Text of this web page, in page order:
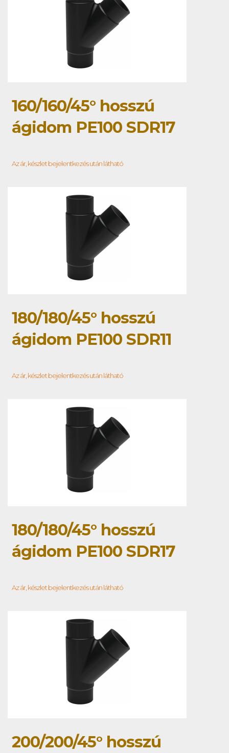
160/160/45° hosszú
ágidom PE100 SDR17
Az ár, készlet bejelentkezés után látható
180/180/45° hosszú
ágidom PE100 SDR11
Az ár, készlet bejelentkezés után látható
180/180/45° hosszú
ágidom PE100 SDR17
Az ár, készlet bejelentkezés után látható
200/200/45° hosszú